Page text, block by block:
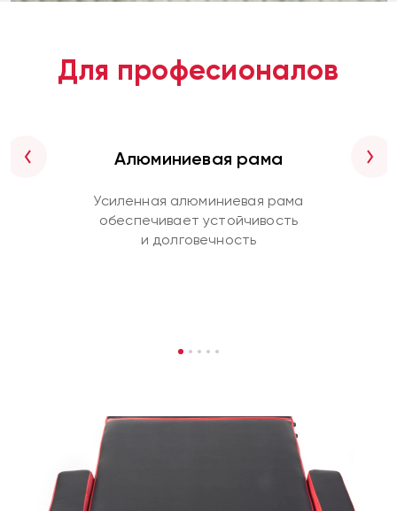
Для професионалов
Алюминиевая рама
Усиленная алюминиевая рама
обеспечивает устойчивость
и долговечность
Previous Next